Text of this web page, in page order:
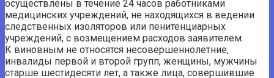
осуществлены в течение 24 часов работниками
медицинских учреждений, не находящихся в ведении
следственных изоляторов или пенитенциарных
учреждений, с возмещением расходов заявителем.
К виновным не относятся несовершеннолетние,
инвалиды первой и второй групп, женщины, мужчины
старше шестидесяти лет, а также лица, совершившие